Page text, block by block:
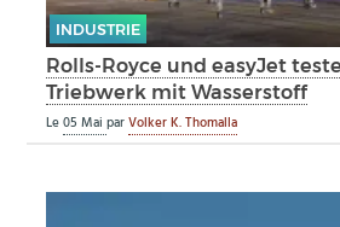
INDUSTRIE
Rolls-Royce und easyJet
Triebwerk mit Wasserstoff
Le05 MaiparVolker K. Thomalla